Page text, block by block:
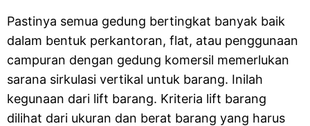
Pastinya semua gedung bertingkat banyak baik
dalam bentuk perkantoran, flat, atau penggunaan
campuran dengan gedung komersil memerlukan
sarana sirkulasi vertikal untuk barang. Inilah
kegunaan dari lift barang. Kriteria lift barang
dilihat dari ukuran dan berat barang yang harus